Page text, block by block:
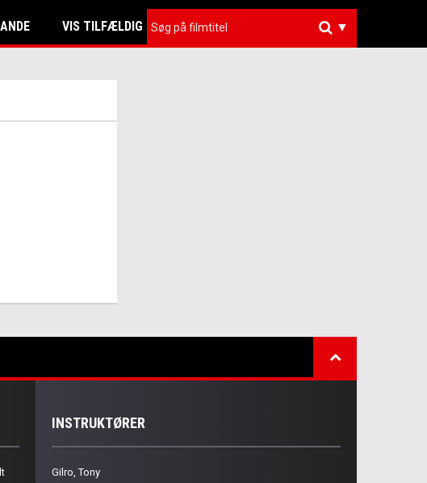
VIS TILFÆLDIG ▼
INSTRUKTØRER
Gilro, Tony